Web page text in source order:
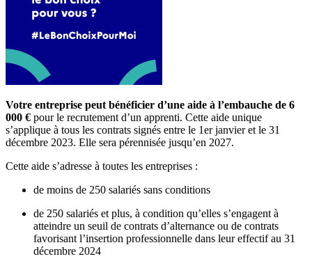
Votre entreprise peut bénéficier d’une aide à l’embauche de 6
000 € pour le recrutement d’un apprenti. Cette aide unique
s’applique à tous les contrats signés entre le 1er janvier et le 31
décembre 2023. Elle sera pérennisée jusqu’en 2027.
Cette aide s’adresse à toutes les entreprises :
de moins de 250 salariés sans conditions
de 250 salariés et plus, à condition qu’elles s’engagent à
atteindre un seuil de contrats d’alternance ou de contrats
favorisant l’insertion professionnelle dans leur effectif au 31
décembre 2024